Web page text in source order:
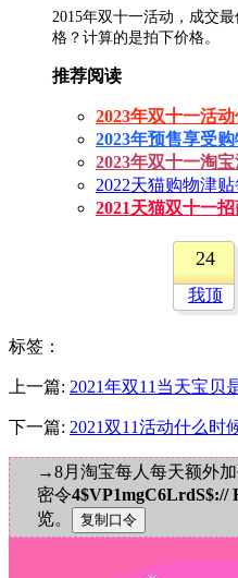
2015年双十一活动，成交
格？ 计算的是拍下价格。
推荐阅读
2023年双十一活
2023年预售享受
2023年双十一淘
2022天猫购物津
2021天猫双十一
24
我顶
标签 ：
上一篇: 2021年双11当天宝贝
下一篇: 2021双11活动什么时
→8月淘宝每人每天额外
密令4$VP1mgC6LrdS$://
览。